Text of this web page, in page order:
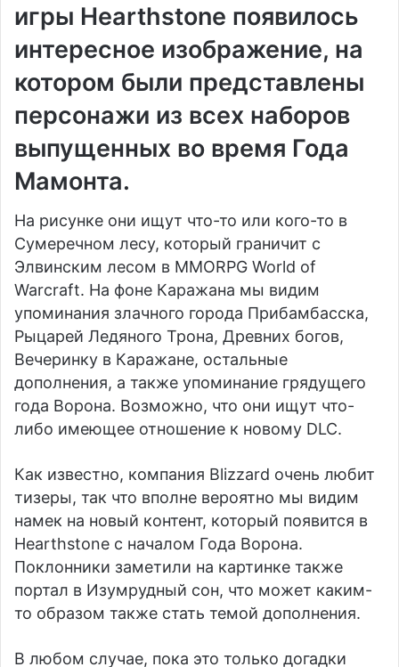
игры Hearthstone появилось
интересное изображение, на
котором были представлены
персонажи из всех наборов
выпущенных во время Года
Мамонта.
На рисунке они ищут что-то или кого-то в
Сумеречном лесу, который граничит с
Элвинским лесом в MMORPG World of
Warcraft. На фоне Каражана мы видим
упоминания злачного города Прибамбасска,
Рыцарей Ледяного Трона, Древних богов,
Вечеринку в Каражане, остальные
дополнения, а также упоминание грядущего
года Ворона. Возможно, что они ищут что-
либо имеющее отношение к новому DLC.
Как известно, компания Blizzard очень любит
тизеры, так что вполне вероятно мы видим
намек на новый контент, который появится в
Hearthstone с началом Года Ворона.
Поклонники заметили на картинке также
портал в Изумрудный сон, что может каким-
то образом также стать темой дополнения.
В любом случае, пока это только догадки